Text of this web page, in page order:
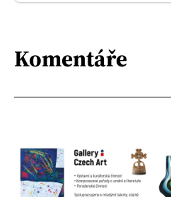
Komentáře